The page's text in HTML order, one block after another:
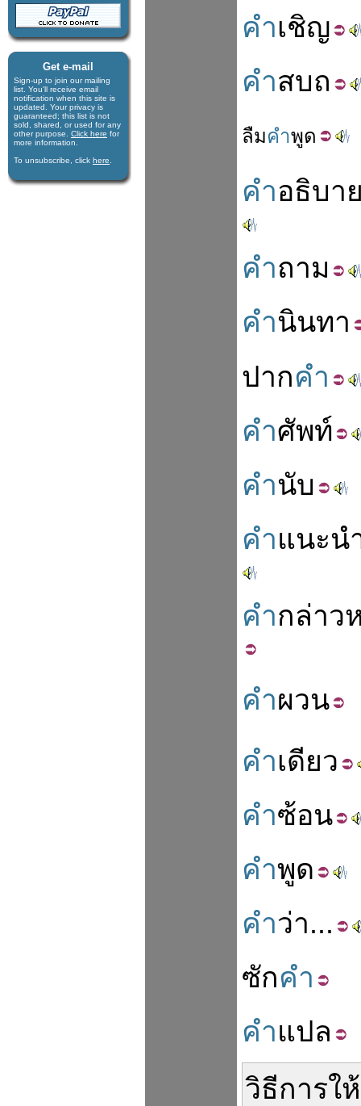
Get e-mail
Sign-up to join our mail­ing
list. You'll receive e­mail
notification when this site is
updated. Your privacy is
guaran­teed; this list is not
sold, shared, or used for any
other purpose. Click here for
more infor­mation.
To unsubscribe, click here
คำเชิญ
คำสบถ
ลืมคำพูด
คำอธิบา
คำถาม
คำนินทา
ปากคำ
คำศัพท์
คำนับ
คำแนะน
คำกล่าว
คำผวน
คำเดียว
คำซ้อน
คำพูด
คำว่า...
ซักคำ
คำแปล
วิธีการให้